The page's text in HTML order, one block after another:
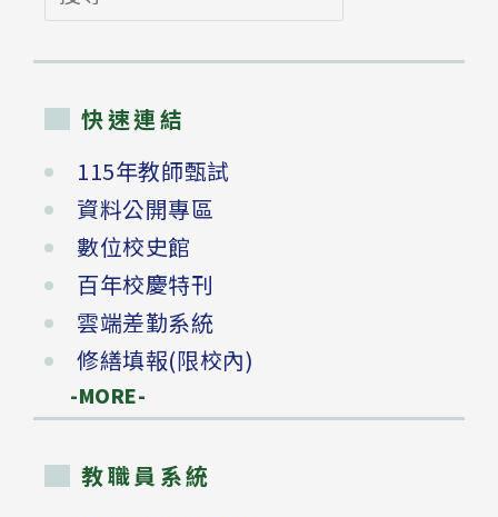
尋
快速連結
115年教師甄試
資料公開專區
數位校史館
百年校慶特刊
雲端差勤系統
修繕填報(限校內)
-MORE-
教職員系統